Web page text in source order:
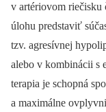
v artériovom riečisku
úlohu predstaviť
tzv. agresívnej
alebo v kombinácii s
terapia je schopná
a maximálne